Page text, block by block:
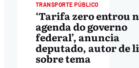
TRANSPORTE PÚBLICO
‘Tarifa zero entrou
agenda do governo
federal’, anuncia
deputado, autor de
sobre tema